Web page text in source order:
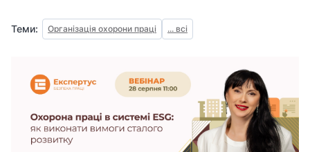
Теми: Організація охорони праці ... всі